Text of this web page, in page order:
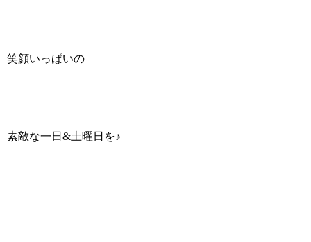
笑顔いっぱいの
素敵な一日&土曜日を♪